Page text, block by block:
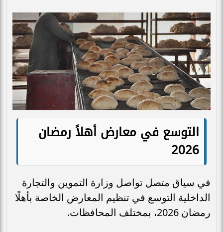
التوسع في معارض أهلاً رمضان
2026
في سياق متصل تواصل وزارة التموين والتجارة
الداخلية التوسع في تنظيم المعارض الخاصة بأهلًا
رمضان 2026، بمختلف المحافظات.